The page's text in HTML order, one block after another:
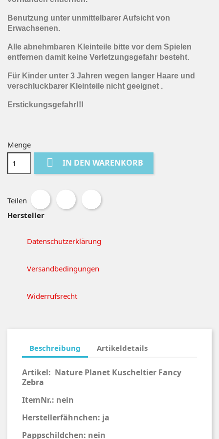
Benutzung unter unmittelbarer Aufsicht von
Erwachsenen.
Alle abnehmbaren Kleinteile bitte vor dem Spielen
entfernen damit keine Verletzungsgefahr besteht.
Für Kinder unter 3 Jahren wegen langer Haare und
verschluckbarer Kleinteile nicht geeignet .
Erstickungsgefahr!!!
Menge
 IN DEN WARENKORB
Teilen
Hersteller
Datenschutzerklärung
Versandbedingungen
Widerrufsrecht
Beschreibung Artikeldetails
Artikel: Nature Planet Kuscheltier Fancy
Zebra
ItemNr.: nein
Herstellerfähnchen: ja
Pappschildchen: nein